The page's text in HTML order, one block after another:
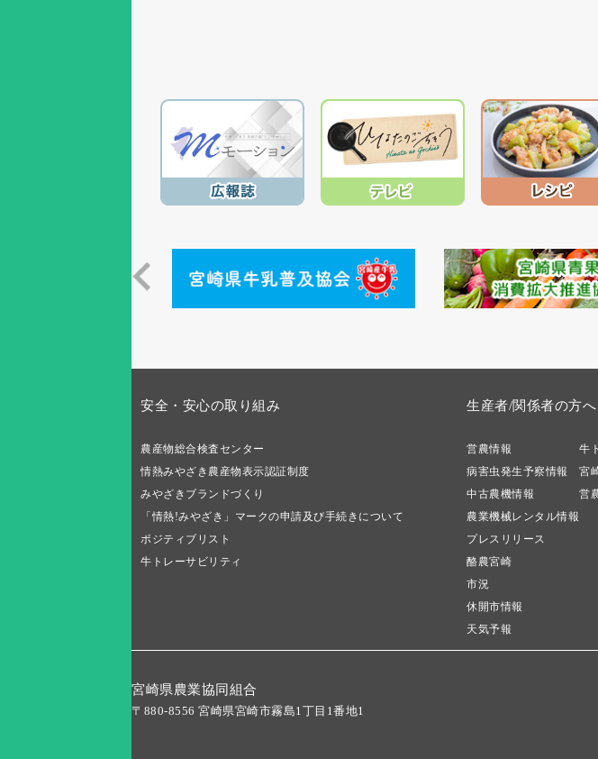
安全・安心の取り組み
農産物総合検査センター
情熱みやざき農産物表示認証制度
みやざきブランドづくり
「情熱!みやざき」マークの申請及び手続きについて
ポジティブリスト
牛トレーサビリティ
生産者/関係者の方へ
営農情報
病害虫発生予察情報
中古農機情報
農業機械レンタル情報
プレスリリース
酪農宮崎
市況
休開市情報
天気予報
牛
宮
営
宮崎県農業協同組合
〒880-8556 宮崎県宮崎市霧島1丁目1番地1